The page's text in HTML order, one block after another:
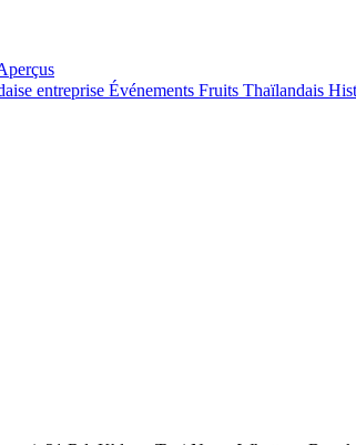
entreprise Événements Fruits Thaïlandais